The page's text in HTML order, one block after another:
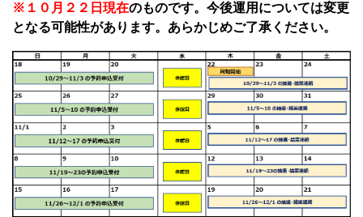
※１０月２２日現在のものです。今後運用については変更
となる可能性があります。あらかじめご了承ください。